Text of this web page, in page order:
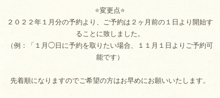
⭐変更点⭐
２０２２年１月分の予約より、ご予約は２ヶ月前の１日より開始す
ることに致しました。
（例：「１月◯日に予約を取りたい場合、１１月１日よりご予約可
能です）
先着順になりますのでご希望の方はお早めにお願いいたします。